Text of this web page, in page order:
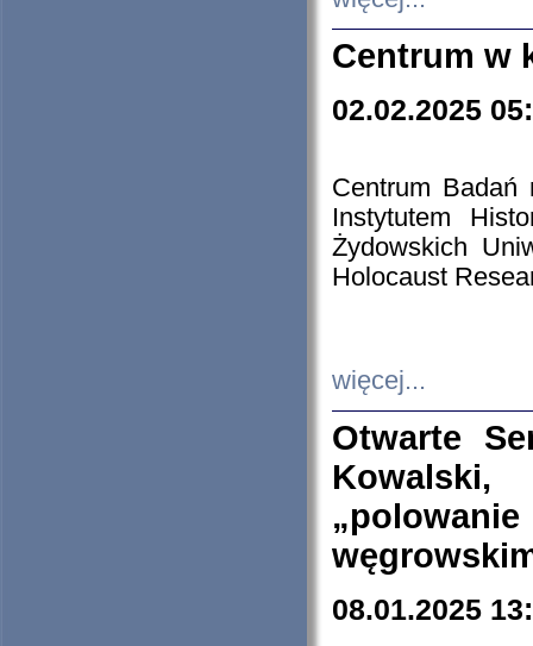
Centrum w
02.02.2025
Centrum Badań
Instytutem
Żydowskich
Holocaust
więcej...
Otwarte
08.01.2025